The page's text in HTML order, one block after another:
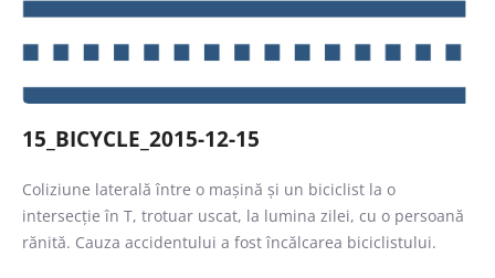
15_BICYCLE_2015-12-15
Coliziune laterală între o mașină și un biciclist la o
intersecție în T, trotuar uscat, la lumina zilei, cu o persoană
rănită. Cauza accidentului a fost încălcarea biciclistului.